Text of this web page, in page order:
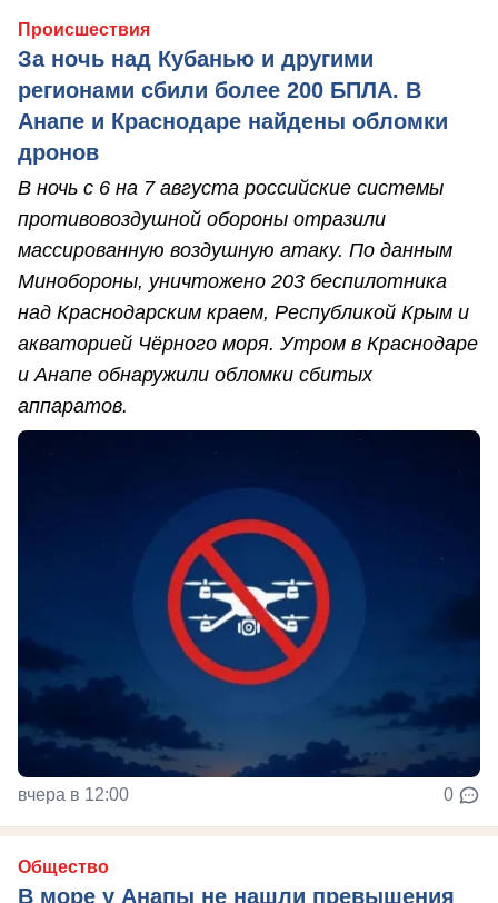
Происшествия
За ночь над Кубанью и другими
регионами сбили более 200 БПЛА. В
Анапе и Краснодаре найдены обломки
дронов
В ночь с 6 на 7 августа российские системы
противовоздушной обороны отразили
массированную воздушную атаку. По данным
Минобороны, уничтожено 203 беспилотника
над Краснодарским краем, Республикой Крым и
акваторией Чёрного моря. Утром в Краснодаре
и Анапе обнаружили обломки сбитых
аппаратов.
вчера в 12:00 0
Общество
В море у Анапы не нашли превышения